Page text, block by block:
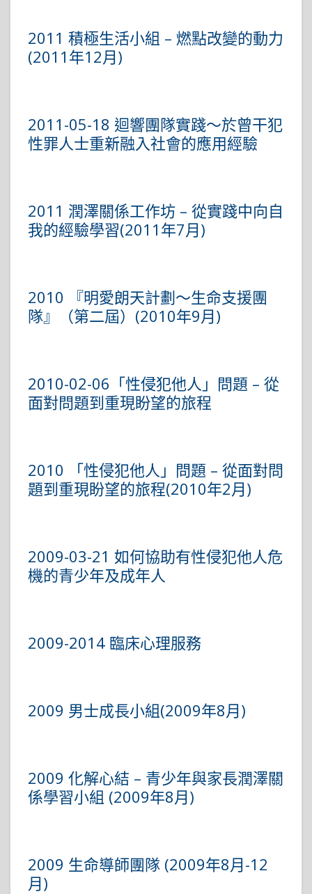
2011 積極生活小組 – 燃點改變的動力
(2011年12月)
2011-05-18 迴響團隊實踐～於曾干犯
性罪人士重新融入社會的應用經驗
2011 潤澤關係工作坊 – 從實踐中向自
我的經驗學習(2011年7月)
2010 『明愛朗天計劃～生命支援團
隊』（第二屆）(2010年9月)
2010-02-06「性侵犯他人」問題 – 從
面對問題到重現盼望的旅程
2010 「性侵犯他人」問題 – 從面對問
題到重現盼望的旅程(2010年2月)
2009-03-21 如何協助有性侵犯他人危
機的青少年及成年人
2009-2014 臨床心理服務
2009 男士成長小組(2009年8月)
2009 化解心結 – 青少年與家長潤澤關
係學習小組 (2009年8月)
2009 生命導師團隊 (2009年8月-12
月)